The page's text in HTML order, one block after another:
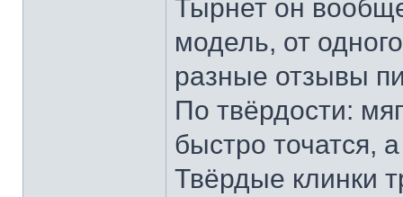
Тырнет он
модель, от
разные отзывы
По твёрдости:
быстро точатся,
Твёрдые клинки